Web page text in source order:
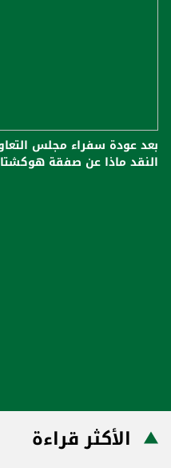
بعد عودة سفراء مجلس
النقد ماذا عن صفقة
الأكثر قراءة